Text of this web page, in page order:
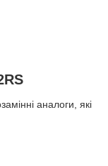
аналоги, які